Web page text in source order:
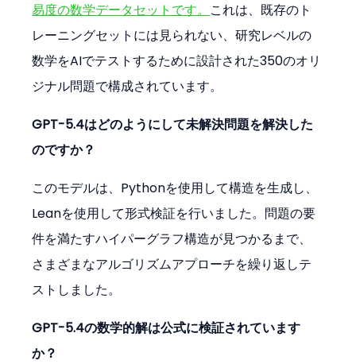
易度の数学データセットです。 これは、既存のト
レーニングセットには見られない、研究レベルの
数学をAIでテストするために設計された350のオリ
ジナル問題で構成されています。
GPT-5.4はどのようにして未解決問題を解決した
のですか？
このモデルは、Pythonを使用して構造を生成し、
Leanを使用して形式検証を行いました。問題の要
件を満たすハイパーグラフ構造が見つかるまで、
さまざまなアルゴリズムアプローチを繰り返しテ
ストしました。
GPT-5.4の数学的解は公式に検証されています
か？